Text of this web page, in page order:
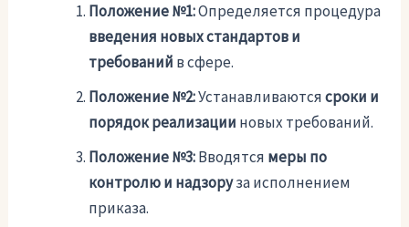
Положение №1:Определяется процедура
введения новых стандартов и
требований в сфере.
Положение №2:Устанавливаютсясроки и
порядок реализации новых требований.
Положение №3:Вводятся меры по
контролю и надзоруза исполнением
приказа.